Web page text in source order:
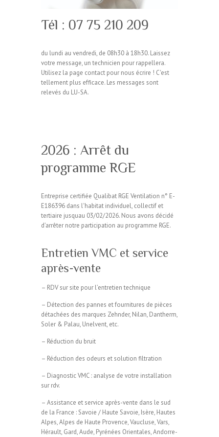
Tél : 07 75 210 209
du lundi au vendredi, de 08h30 à 18h30. Laissez
votre message, un technicien pour rappellera.
Utilisez la page contact pour nous écrire ! C'est
tellement plus efficace. Les messages sont
relevés du LU-SA.
2026 : Arrêt du
programme RGE
Entreprise certifiée Qualibat RGE Ventilation n° E-
E186396 dans l'habitat individuel, collectif et
tertiaire jusquau 03/02/2026. Nous avons décidé
d'arrêter notre participation au programme RGE.
Entretien VMC et service
après-vente
– RDV sur site pour l’entretien technique
– Détection des pannes et fournitures de pièces
détachées des marques Zehnder, Nilan, Dantherm,
Soler & Palau, Unelvent, etc.
– Réduction du bruit
– Réduction des odeurs et solution filtration
– Diagnostic VMC : analyse de votre installation
sur rdv.
– Assistance et service après-vente dans le sud
de la France : Savoie / Haute Savoie, Isère, Hautes
Alpes, Alpes de Haute Provence, Vaucluse, Vars,
Hérault, Gard, Aude, Pyrénées Orientales, Andorre-